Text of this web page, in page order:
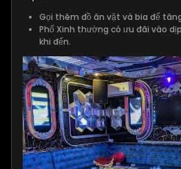
Gọi thêm đồ ăn vặt và bia để
Phố Xinh thường có ưu đãi vào
khi đến.